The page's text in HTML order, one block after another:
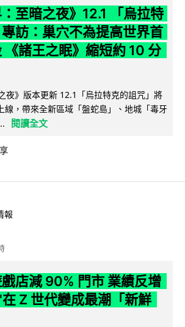
：至暗之夜》12.1 「烏拉特
訪：巢穴不為提高世界首
《諸王之眠》縮短約 10 分
夜》版本更新 12.1「烏拉特克的詛咒」將
線，帶來全新區域「盤蛇島」、地城「毒牙
閱讀全文
報
戲店減 90% 門市 業績反增
Z 世代變成最潮「新鮮